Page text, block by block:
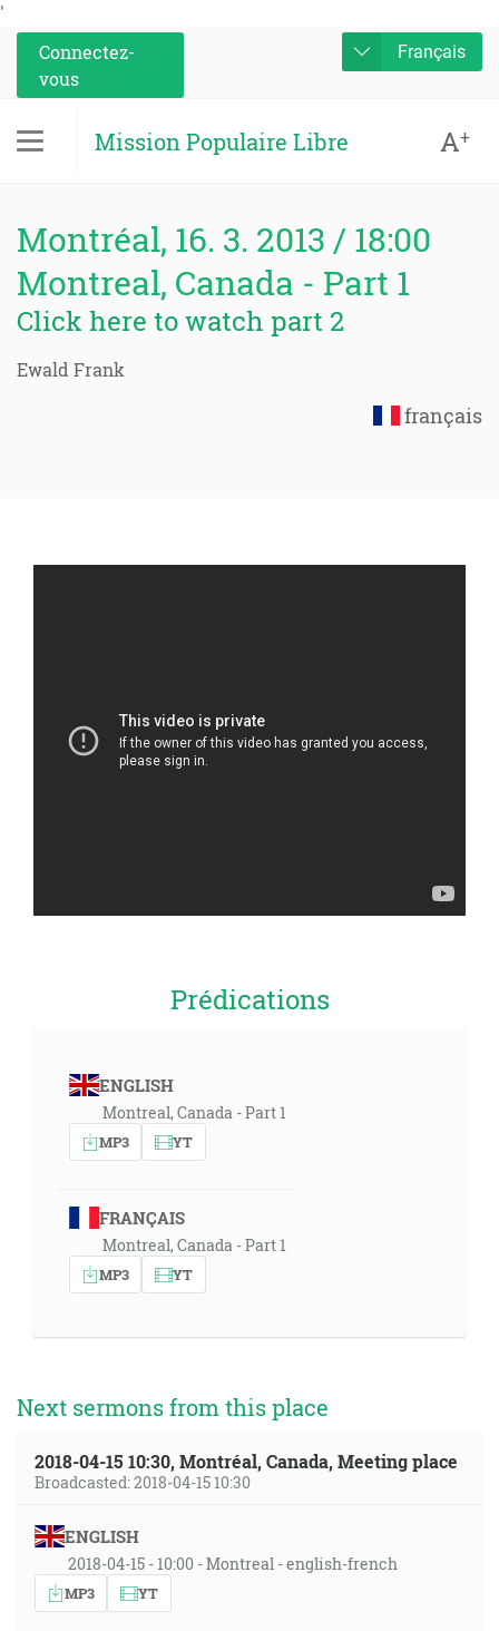
'
Connectez-
vous
Français
Mission Populaire Libre A+
Montréal, 16. 3. 2013 / 18:00
Montreal, Canada - Part 1
Click here to watch part 2
Ewald Frank
français
Prédications
ENGLISH
Montreal, Canada - Part 1
MP3 YT
FRANÇAIS
Montreal, Canada - Part 1
MP3 YT
Next sermons from this place
2018-04-15 10:30, Montréal, Canada, Meeting place
Broadcasted: 2018-04-15 10:30
ENGLISH
2018-04-15 - 10:00 - Montreal - english-french
MP3 YT